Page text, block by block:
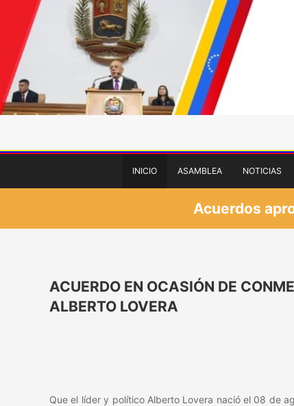
INICIO ASAMBLEA NOTICIAS
Acuerdos
ACUERDO EN OCASIÓN DE
ALBERTO LOVERA
Que el líder y político Alberto Lovera nació el 08 de